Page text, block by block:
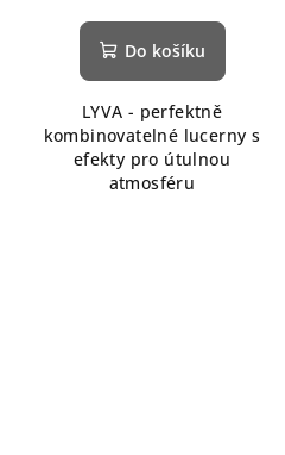
Do košíku
LYVA - perfektně
kombinovatelné lucerny s
efekty pro útulnou
atmosféru